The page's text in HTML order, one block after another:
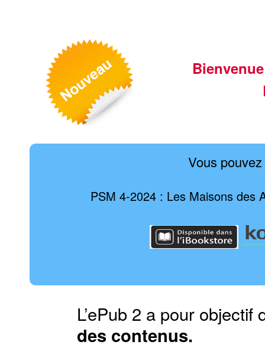
Vous
PSM 4-2024 : Les Maisons des
L’ePub 2 a pour
des contenus.